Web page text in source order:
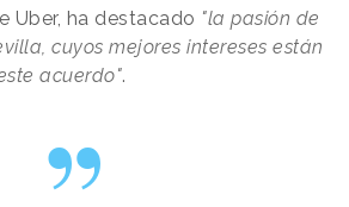
Uber, ha destacado "la pasión de
cuyos mejores intereses están
acuerdo".